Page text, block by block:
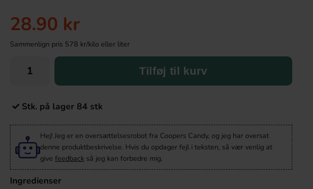
28.90 kr
Sammenlign pris 578 kr/kilo eller liter
Tilføj til kurv
Stk. på lager 84 stk
Hej! Jeg er en oversættelsesrobot fra Coopers Candy, og jeg har oversat
denne produktbeskrivelse. Hvis du opdager fejl i teksten, så vær venlig at
give feedback så jeg kan forbedre mig.
Ingredienser